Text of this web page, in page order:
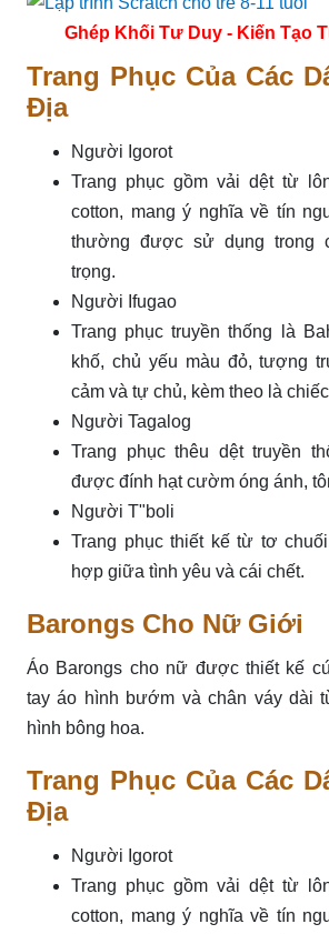
Ghép Khối Tư Duy - Kiến Tạo
Trang Phục Của Các
Địa
Người Igorot
Trang phục gồm vải dệt từ
cotton, mang ý nghĩa về tín
thường được sử dụng trong
trọng.
Người Ifugao
Trang phục truyền thống là
khố, chủ yếu màu đỏ, tượng
cảm và tự chủ, kèm theo là
Người Tagalog
Trang phục thêu dệt truyền
được đính hạt cườm óng ánh,
Người T"boli
Trang phục thiết kế từ tơ
hợp giữa tình yêu và cái chết.
Barongs Cho Nữ Giới
Áo Barongs cho nữ được thiết kế
tay áo hình bướm và chân váy dài
hình bông hoa.
Trang Phục Của Các
Địa
Người Igorot
Trang phục gồm vải dệt từ
cotton, mang ý nghĩa về tín